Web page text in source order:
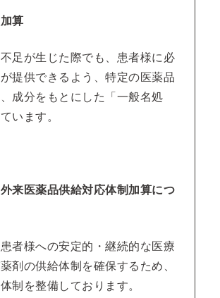
算
足が生じた際でも、患者様に必
提供できるよう、特定の医薬品
成分をもとにした「一般名処
います。
来医薬品供給対応体制加算につ
者様への安定的・継続的な医療
剤の供給体制を確保するため、
制を整備しております。